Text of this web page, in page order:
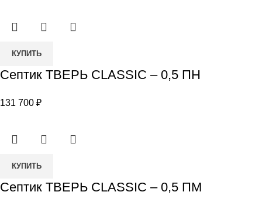
0,5
Количество
Септик
CLASSIC
0,5
КУПИТЬ
Септик ТВЕРЬ CLASSIC – 0,5 ПН
131 700 ₽
Количество
Септик
КУПИТЬ
Септик ТВЕРЬ CLASSIC – 0,5 ПМ